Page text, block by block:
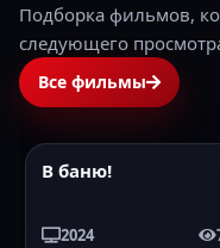
Подборка фильмов,
следующего
Все фильмы
2024 HD
В баню!
2024